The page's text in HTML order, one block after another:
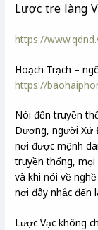
Lược tre làng
https://
Hoạch Trạch –
https://
Nói đến truyền
Dương, người Xứ
nơi được mệnh
truyền thống, mọi
và khi nói về
nơi đây nhắc đến
Lược Vạc không